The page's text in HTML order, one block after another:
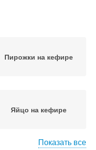
Пирожки на кефире
Яйцо на кефире
Показать все